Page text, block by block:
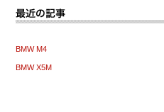
BMW M4
BMW X5M